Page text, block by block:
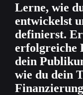
Lerne, wie
entwickelst
definierst.
erfolgreiche
dein
wie du dein